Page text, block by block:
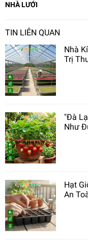
NHÀ LƯỚI
TIN LIÊN QUAN
Nhà
Trị
"Đà
Như
Hạt
An